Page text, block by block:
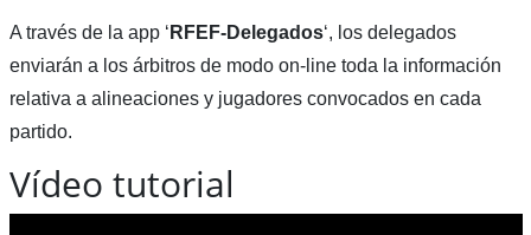
A través de la app ‘ RFEF-Delegados‘, los delegados
enviarán a los árbitros de modo on-line toda la información
relativa a alineaciones y jugadores convocados en cada
partido.
Vídeo tutorial